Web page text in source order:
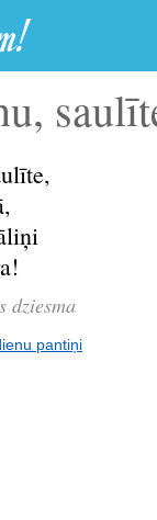
dziesma
pantiņi